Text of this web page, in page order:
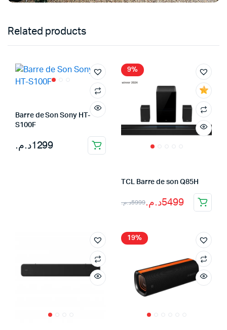
Related products
Barre de Son Sony HT-
S100F
1299د.م.
9%
TCL Barre de son Q85H
5999د.م.
Le
initial
était :
5499د.م.
Le
actuel
est :
19%